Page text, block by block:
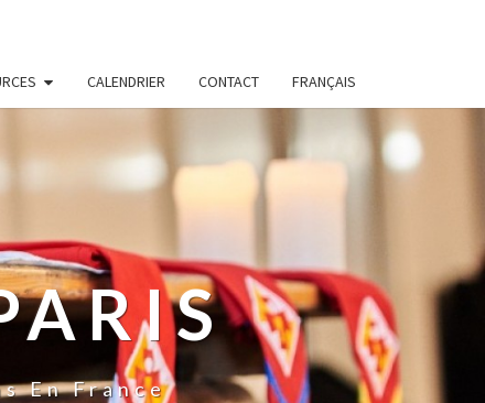
CALENDRIER CONTACT FRANÇAIS
En France